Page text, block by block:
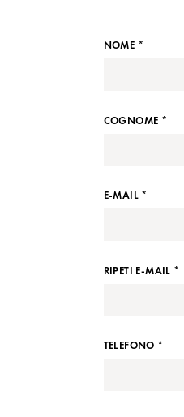
NOME *
COGNOME *
E-MAIL *
RIPETI E-MAIL *
TELEFONO *